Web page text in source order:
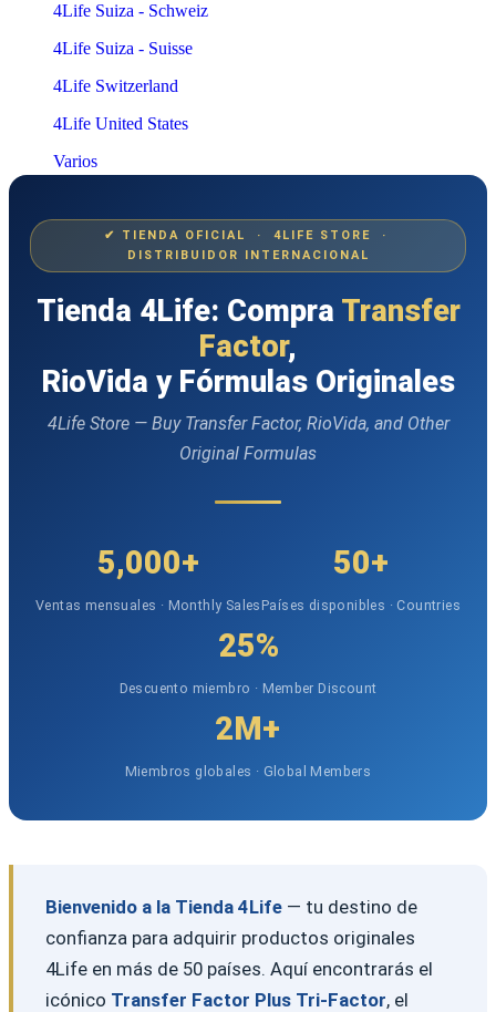
4Life Suiza - Schweiz
4Life Suiza - Suisse
4Life Switzerland
4Life United States
Varios
✔ TIENDA OFICIAL · 4LIFE STORE ·
DISTRIBUIDOR INTERNACIONAL
Tienda 4Life: Compra Transfer
Factor,
RioVida y Fórmulas Originales
4Life Store — Buy Transfer Factor, RioVida, and Other
Original Formulas
5,000+
Ventas mensuales · Monthly Sales
50+
Países disponibles · Countries
25%
Descuento miembro · Member Discount
2M+
Miembros globales · Global Members
Bienvenido a la Tienda 4Life— tu destino de
confianza para adquirir productos originales
4Life en más de 50 países. Aquí encontrarás el
icónico Transfer Factor Plus Tri-Factor, el